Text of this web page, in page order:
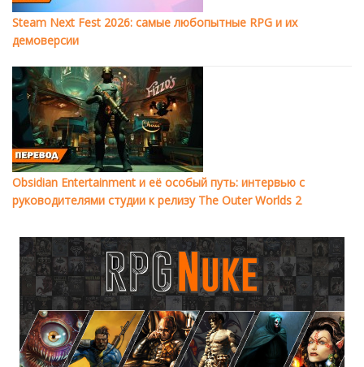
Steam Next Fest 2026: самые любопытные RPG и их
демоверсии
Obsidian Entertainment и её особый путь: интервью с
руководителями студии к релизу The Outer Worlds 2